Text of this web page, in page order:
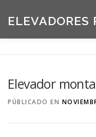
ELEVADORES
Elevador
PÚBLICADO EN